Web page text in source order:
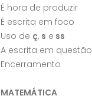
É hora de produzir
É escrita em foco
Uso de ç, s e ss
A escrita em questão
Encerramento
MATEMÁTICA